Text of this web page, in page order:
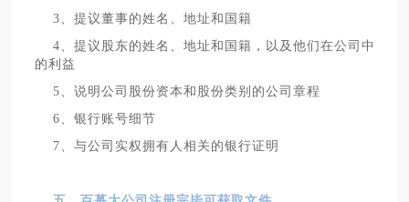
3、提议董事的姓名、地址和国籍
4、提议股东的姓名、地址和国籍，以及他们在公司中
的利益
5、说明公司股份资本和股份类别的公司章程
6、银行账号细节
7、与公司实权拥有人相关的银行证明